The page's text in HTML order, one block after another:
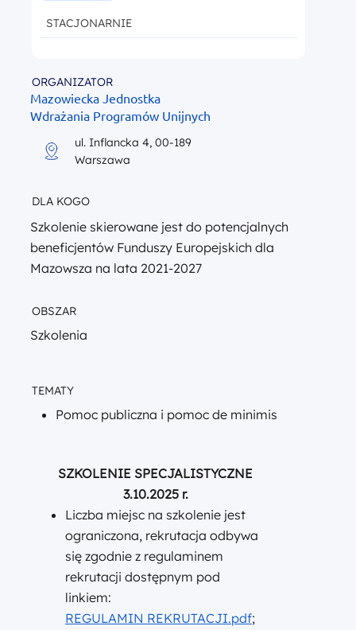
DLA KOGO
Szkolenie skierowane jest do potencjalnych
beneficjentów Funduszy Europejskich dla
Mazowsza na lata 2021-2027
OBSZAR
Szkolenia
TEMATY
Pomoc publiczna i pomoc de minimis
SZKOLENIE SPECJALISTYCZNE
3.10.2025 r.
Liczba miejsc na szkolenie jest
ograniczona, rekrutacja odbywa
się zgodnie z regulaminem
rekrutacji dostępnym pod
linkiem:
REGULAMIN REKRUTACJI.pdf;
STACJONARNIE
ORGANIZATOR
Mazowiecka Jednostka
Wdrażania Programów Unijnych
ul. Inflancka 4, 00-189
Warszawa